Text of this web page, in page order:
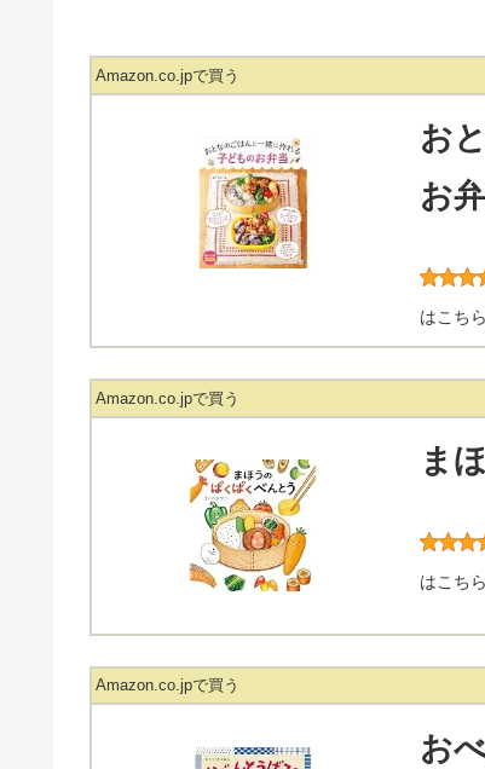
Amazon.co.jpで買う
お
お
はこちら
Amazon.co.jpで買う
ま
はこちら
Amazon.co.jpで買う
お